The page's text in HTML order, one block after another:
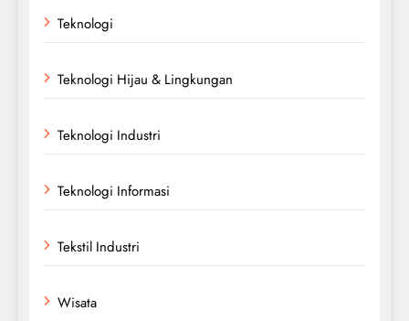
Teknologi
Teknologi Hijau & Lingkungan
Teknologi Industri
Teknologi Informasi
Tekstil Industri
Wisata